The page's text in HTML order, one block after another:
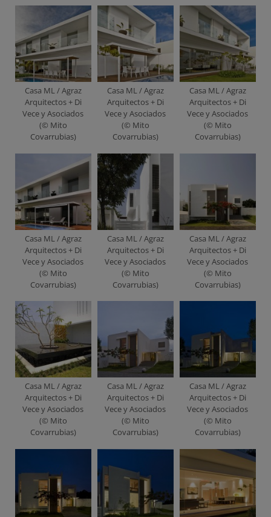
Casa ML / Agraz
Arquitectos + Di
Vece y Asociados
(© Mito
Covarrubias)
Casa ML / Agraz
Arquitectos + Di
Vece y Asociados
(© Mito
Covarrubias)
Casa ML / Agraz
Arquitectos + Di
Vece y Asociados
(© Mito
Covarrubias)
Casa ML / Agraz
Arquitectos + Di
Vece y Asociados
(© Mito
Covarrubias)
Casa ML / Agraz
Arquitectos + Di
Vece y Asociados
(© Mito
Covarrubias)
Casa ML / Agraz
Arquitectos + Di
Vece y Asociados
(© Mito
Covarrubias)
Casa ML / Agraz
Arquitectos + Di
Vece y Asociados
(© Mito
Covarrubias)
Casa ML / Agraz
Arquitectos + Di
Vece y Asociados
(© Mito
Covarrubias)
Casa ML / Agraz
Arquitectos + Di
Vece y Asociados
(© Mito
Covarrubias)